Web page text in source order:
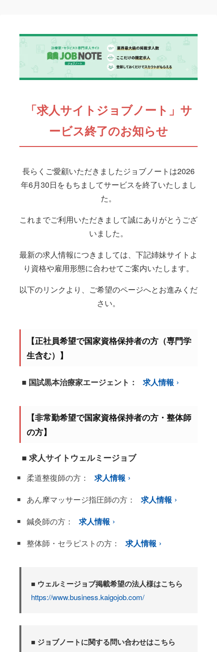
「求人サイトジョブノート」サ
ービス終了のお知らせ
長らくご愛顧いただきましたジョブノートは2026
年6月30日をもちましてサービスを終了いたしまし
た。
これまでご利用いただきまして誠にありがとうござ
いました。
最新の求人情報につきましては、下記姉妹サイトよ
り資格や雇用形態に合わせてご案内いたします。
以下のリンクより、ご希望のページへとお進みくだ
さい。
【正社員希望で国家資格保持者の方（専門学
生含む）】
■ 国試黒本治療家エージェント： 求人情報
【非常勤希望で国家資格保持者の方・整体師
の方】
■ 求人サイトウェルミージョブ
柔道整復師の方：
求人情報
あん摩マッサージ指圧師の方：
求人情報
鍼灸師の方：
求人情報
整体師・セラピストの方：
求人情報
■ ウェルミージョブ掲載希望の法人様はこちら
https://www.business.kaigojob.com/
■ ジョブノートに関する問い合わせはこちら